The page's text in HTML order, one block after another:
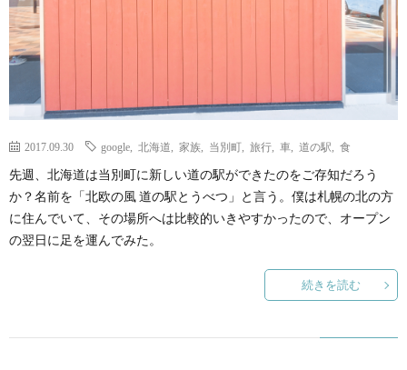
2017.09.30 google 北海道 家族 当別町 旅行 車 道の駅 食
先週、北海道は当別町に新しい道の駅ができたのをご存知だろう
か？名前を「北欧の風 道の駅とうべつ」と言う。僕は札幌の北の方
に住んでいて、その場所へは比較的いきやすかったので、オープン
の翌日に足を運んでみた。
続きを読む